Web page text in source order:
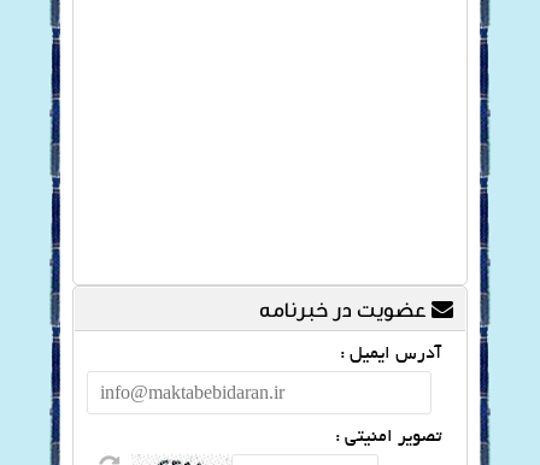
عضویت در خبرنامه
آدرس ایمیل :
تصویر امنیتی :